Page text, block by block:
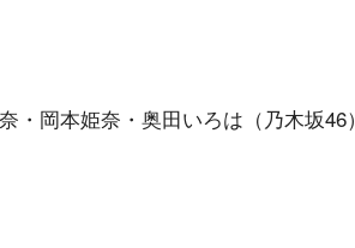
・岡本姫奈・奥田いろは（乃木坂46）